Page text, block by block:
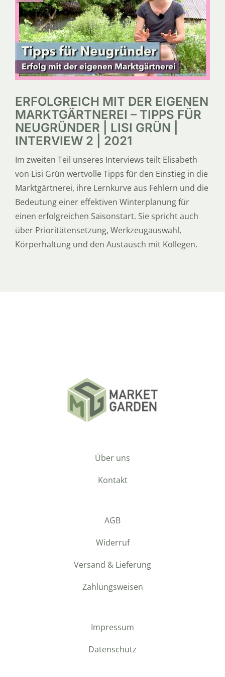
SERVICE
ÜBER UNS
ERFOLGREICH MIT DER EIGENEN
MARKTGÄRTNEREI – TIPPS FÜR
NEUGRÜNDER | LISI GRÜN |
INTERVIEW 2 | 2021
Im zweiten Teil unseres Interviews teilt Elisabeth
von Lisi Grün wertvolle Tipps für den Einstieg in die
Marktgärtnerei, ihre Lernkurve aus Fehlern und die
Bedeutung einer effektiven Winterplanung für
einen erfolgreichen Saisonstart. Sie spricht auch
über Prioritätensetzung, Werkzeugauswahl,
Körperhaltung und den Austausch mit Kollegen.
Über uns
Kontakt
AGB
Widerruf
Versand & Lieferung
Zahlungsweisen
Impressum
Datenschutz